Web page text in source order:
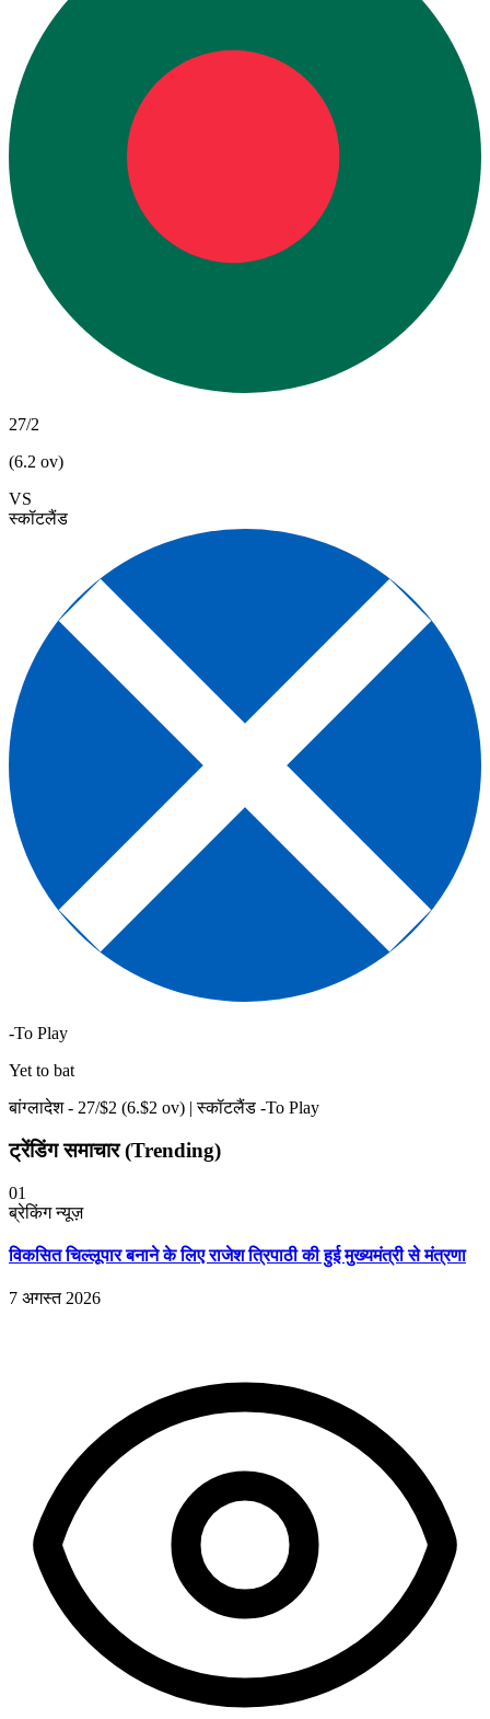
27/2
(6.2 ov)
VS
स्कॉटलैंड
-To Play
Yet to bat
बांग्लादेश - 27/$2 (6.$2 ov) | स्कॉटलैंड -To Play
ट्रेंडिंग समाचार (Trending)
01
ब्रेकिंग न्यूज़
विकसित चिल्लूपार बनाने के लिए राजेश त्रिपाठी की हुई मुख्यमंत्री से मंत्रणा
7 अगस्त 2026